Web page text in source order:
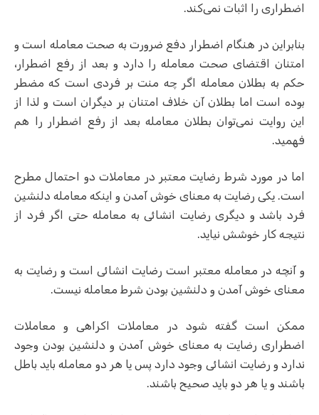
اضطراری را اثبات نمی‌کند.
بنابراین در هنگام اضطرار دفع ضرورت به صحت معامله است و
امتنان اقتضای صحت معامله را دارد و بعد از رفع اضطرار،
حکم به بطلان معامله اگر چه منت بر فردی است که مضطر
بوده است اما بطلان آن خلاف امتنان بر دیگران است و لذا از
این روایت نمی‌توان بطلان معامله بعد از رفع اضطرار را هم
فهمید.
اما در مورد شرط رضایت معتبر در معاملات دو احتمال مطرح
است. یکی رضایت به معنای خوش آمدن و اینکه معامله دلنشین
فرد باشد و دیگری رضایت انشائی به معامله حتی اگر فرد از
نتیجه کار خوشش نیاید.
و آنچه در معامله معتبر است رضایت انشائی است و رضایت به
معنای خوش آمدن و دلنشین بودن شرط معامله نیست.
ممکن است گفته شود در معاملات اکراهی و معاملات
اضطراری رضایت به معنای خوش آمدن و دلنشین بودن وجود
ندارد و رضایت انشائی وجود دارد پس یا هر دو معامله باید باطل
باشند و یا هر دو باید صحیح باشند.